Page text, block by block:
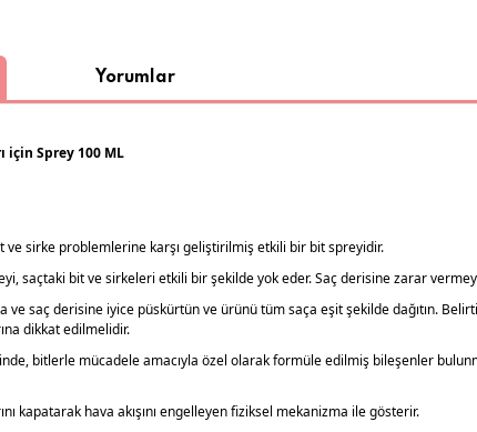
Yorumlar
için Sprey 100 ML
ve sirke problemlerine karşı geliştirilmiş etkili bir bit spreyidir.
saçtaki bit ve sirkeleri etkili bir şekilde yok eder. Saç derisine zarar
ve saç derisine iyice püskürtün ve ürünü tüm saça eşit şekilde dağıtın.
dikkat edilmelidir.
bitlerle mücadele amacıyla özel olarak formüle edilmiş bileşenler
kapatarak hava akışını engelleyen fiziksel mekanizma ile gösterir.